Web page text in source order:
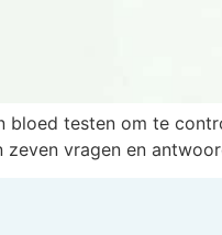
bloed testen om te
vragen en